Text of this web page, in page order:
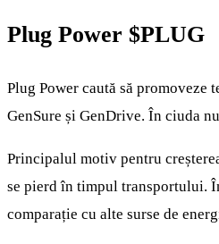
Plug Power $PLUG
Plug Power caută să
GenSure și GenDrive. În ciuda
Principalul motiv pentru
se pierd în timpul transportului.
comparație cu alte surse de